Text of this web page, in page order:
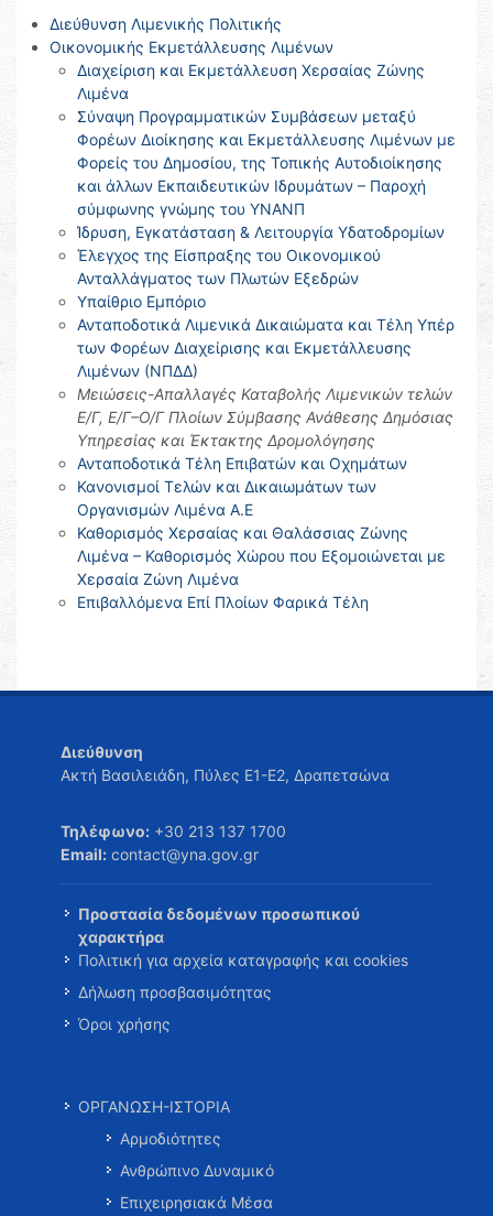
Διεύθυνση Λιμενικής Πολιτικής
Οικονομικής Εκμετάλλευσης Λιμένων
Διαχείριση και Εκμετάλλευση Χερσαίας Ζώνης
Λιμένα
Σύναψη Προγραμματικών Συμβάσεων μεταξύ
Φορέων Διοίκησης και Εκμετάλλευσης Λιμένων με
Φορείς του Δημοσίου, της Τοπικής Αυτοδιοίκησης
και άλλων Εκπαιδευτικών Ιδρυμάτων – Παροχή
σύμφωνης γνώμης του ΥΝΑΝΠ
Ίδρυση, Εγκατάσταση & Λειτουργία Υδατοδρομίων
Έλεγχος της Είσπραξης του Οικονομικού
Ανταλλάγματος των Πλωτών Εξεδρών
Υπαίθριο Εμπόριο
Ανταποδοτικά Λιμενικά Δικαιώματα και Τέλη Υπέρ
των Φορέων Διαχείρισης και Εκμετάλλευσης
Λιμένων (ΝΠΔΔ)
Μειώσεις-Απαλλαγές Καταβολής Λιμενικών τελών
Ε/Γ, Ε/Γ–Ο/Γ Πλοίων Σύμβασης Ανάθεσης Δημόσιας
Υπηρεσίας και Έκτακτης Δρομολόγησης
Ανταποδοτικά Τέλη Επιβατών και Οχημάτων
Κανονισμοί Τελών και Δικαιωμάτων των
Οργανισμών Λιμένα Α.Ε
Καθορισμός Χερσαίας και Θαλάσσιας Ζώνης
Λιμένα – Καθορισμός Χώρου που Εξομοιώνεται με
Χερσαία Ζώνη Λιμένα
Επιβαλλόμενα Επί Πλοίων Φαρικά Τέλη
Διεύθυνση
Ακτή Βασιλειάδη, Πύλες Ε1-Ε2, Δραπετσώνα
Τηλέφωνο: +30 213 137 1700
Email: contact@yna.gov.gr
Προστασία δεδομένων προσωπικού
χαρακτήρα
Πολιτική για αρχεία καταγραφής και cookies
Δήλωση προσβασιμότητας
Όροι χρήσης
ΟΡΓΑΝΩΣΗ-ΙΣΤΟΡΙΑ
Αρμοδιότητες
Ανθρώπινο Δυναμικό
Επιχειρησιακά Μέσα